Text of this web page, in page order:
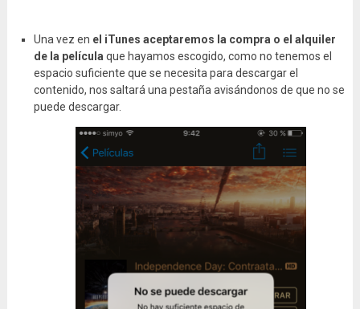
Una vez en el iTunes aceptaremos la compra o el alquiler
de la película que hayamos escogido, como no tenemos el
espacio suficiente que se necesita para descargar el
contenido, nos saltará una pestaña avisándonos de que no se
puede descargar.